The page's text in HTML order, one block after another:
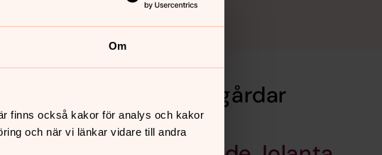
Om
finns också kakor för analys och kakor
och när vi länkar vidare till andra
på våra kyrkogårdar